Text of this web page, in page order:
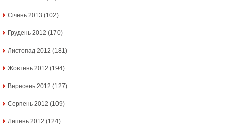
Січень 2013 (102)
Грудень 2012 (170)
Листопад 2012 (181)
Жовтень 2012 (194)
Вересень 2012 (127)
Серпень 2012 (109)
Липень 2012 (124)